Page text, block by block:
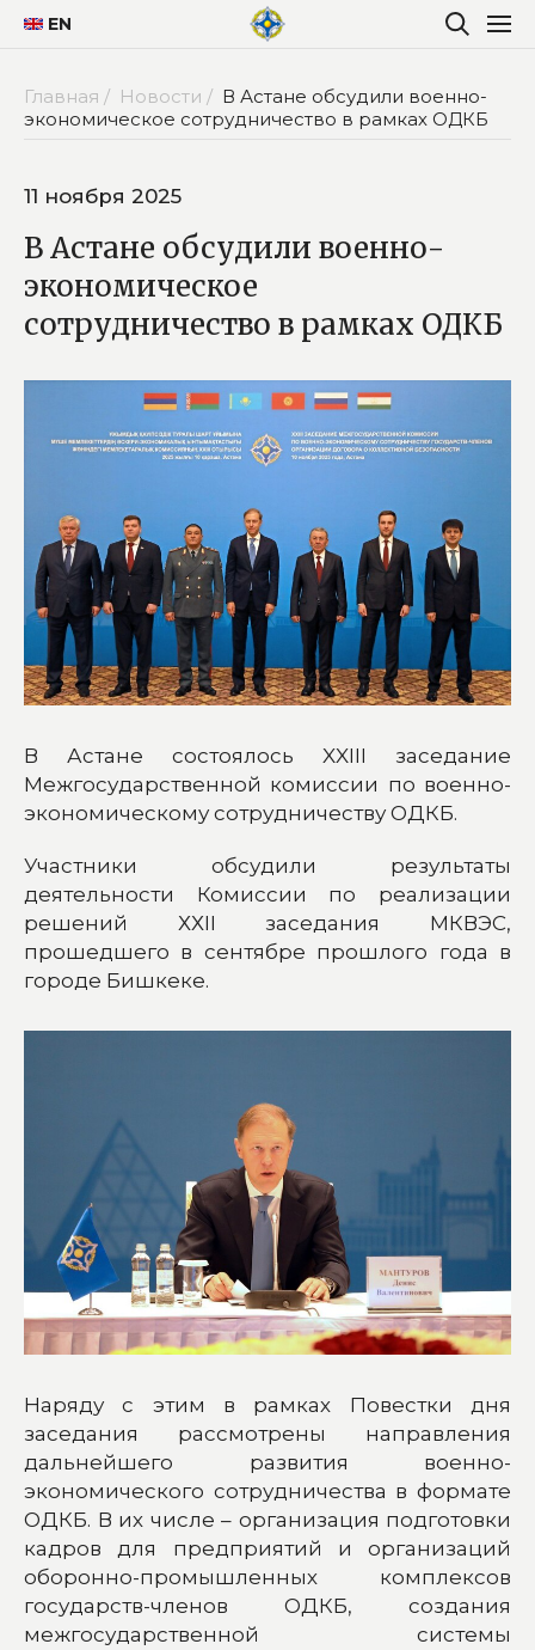
EN
Главная / Новости / В Астане обсудили военно-
экономическое сотрудничество в рамках ОДКБ
11 ноября 2025
В Астане обсудили военно-
экономическое
сотрудничество в рамках ОДКБ
В Астане состоялось XXIII заседание
Межгосударственной комиссии по военно-
экономическому сотрудничеству ОДКБ.
Участники обсудили результаты
деятельности Комиссии по реализации
решений ХХII заседания МКВЭС,
прошедшего в сентябре прошлого года в
городе Бишкеке.
Наряду с этим в рамках Повестки дня
заседания рассмотрены направления
дальнейшего развития военно-
экономического сотрудничества в формате
ОДКБ. В их числе – организация подготовки
кадров для предприятий и организаций
оборонно-промышленных комплексов
государств-членов ОДКБ, создания
межгосударственной системы